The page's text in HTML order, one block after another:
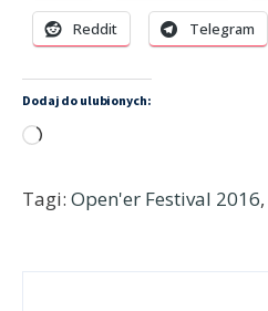
Reddit Telegram
Dodaj do ulubionych:
Wczytywanie…
Tagi: Open'er Festival 2016,